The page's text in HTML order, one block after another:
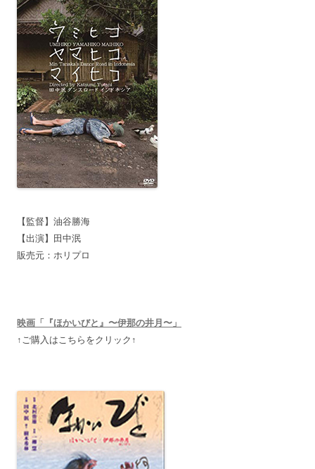
【監督】油谷勝海
【出演】田中泯
販売元：ホリプロ
映画「『ほかいびと』〜伊那の井月〜」
↑ご購入はこちらをクリック↑